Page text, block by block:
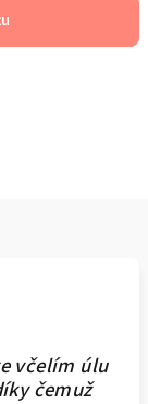
včelím úlu
čemuž